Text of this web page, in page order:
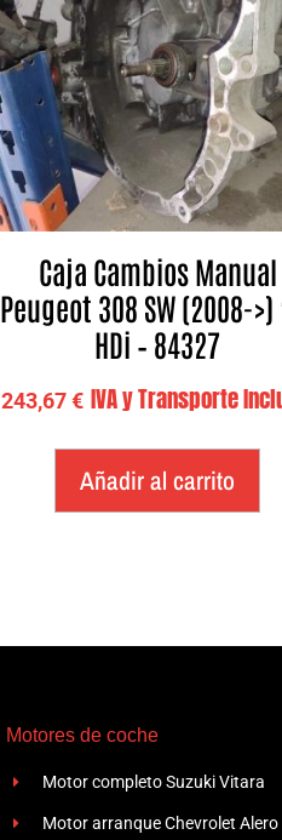
Caja Cambios Manual
Peugeot 308 SW (2008->)
HDi – 84327
243,67€ IVA y Transporte
Añadir al carrito
Motores de coche
Motor completo Suzuki Vitara
Motor arranque Chevrolet Alero